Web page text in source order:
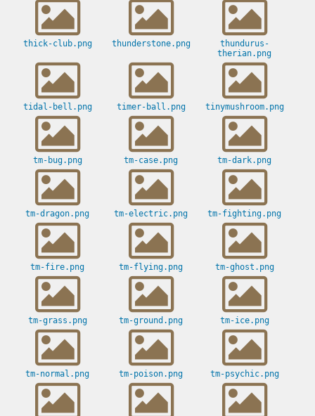
thick-club.png thunderstone.png
thundurus-
therian.png
tidal-bell.png timer-ball.png tinymushroom.png
tm-bug.png tm-case.png tm-dark.png
tm-dragon.png tm-electric.png tm-fighting.png
tm-fire.png tm-flying.png tm-ghost.png
tm-grass.png tm-ground.png tm-ice.png
tm-normal.png tm-poison.png tm-psychic.png